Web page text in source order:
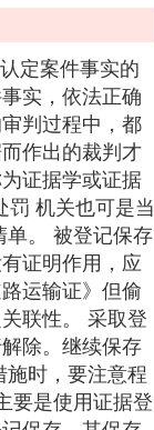
定案件事实的
实，依法正确
判过程中，都
作出的裁判才
证据学或证据
罚 机关也可是当
。 被登记保存
证明作用，应
运输证》但偷
联性。 采取登
除。继续保存
时，要注意程
要是使用证据登